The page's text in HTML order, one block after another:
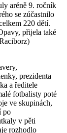
aréně 9. ročník
se zúčastnilo
220 dětí.
přijela také
prezidenta
a ředitele
fotbalisty poté
ve skupinách,
po
v pěti
rozhodlo